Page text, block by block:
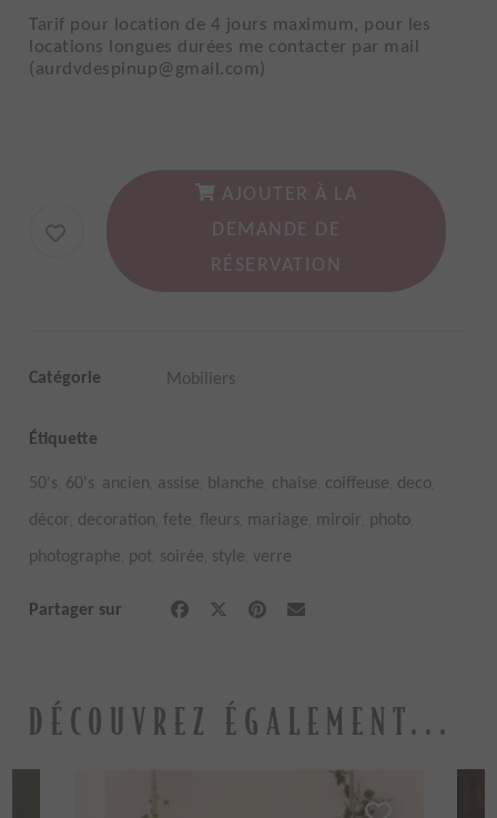
Tarif pour location de 4 jours maximum, pour les
locations longues durées me contacter par mail
(aurdvdespinup@gmail.com)
AJOUTER À LA
DEMANDE DE
RÉSERVATION
Catégorie Mobiliers
Étiquette
50's 60's ancien assise blanche chaise coiffeuse deco
décor decoration ,fete ,fleurs mariage miroir photo
photographe pot soirée style verre
Partager sur
DÉCOUVREZ ÉGALEMENT...